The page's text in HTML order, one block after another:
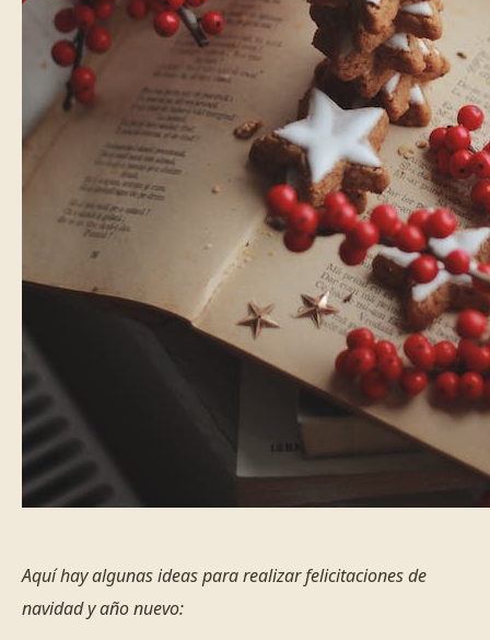
Aquí hay algunas ideas para realizar felicitaciones de
navidad y año nuevo: